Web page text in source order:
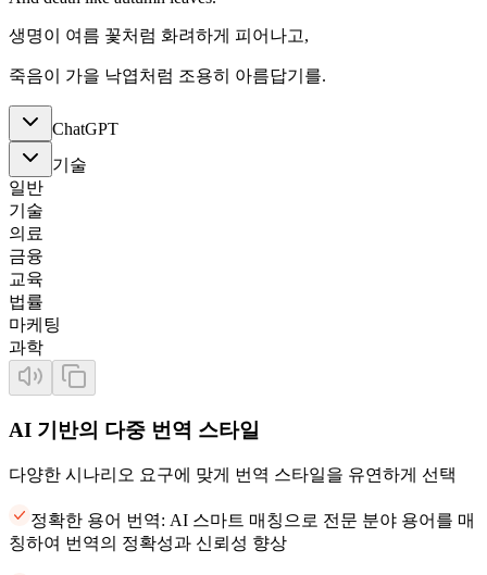
생명이 여름 꽃처럼 화려하게 피어나고,
죽음이 가을 낙엽처럼 조용히 아름답기를.
ChatGPT
기술
일반
기술
의료
금융
교육
법률
마케팅
과학
AI 기반의 다중 번역 스타일
다양한 시나리오 요구에 맞게 번역 스타일을 유연하게 선택
정확한 용어 번역: AI 스마트 매칭으로 전문 분야 용어를 매
칭하여 번역의 정확성과 신뢰성 향상